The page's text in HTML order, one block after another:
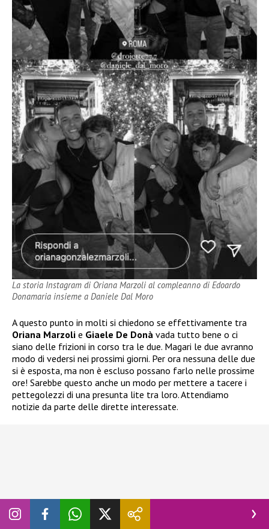
La storia Instagram di Oriana Marzoli al compleanno di Edoardo
Donamaria insieme a Daniele Dal Moro
A questo punto in molti si chiedono se effettivamente tra
Oriana Marzoli e Giaele De Donà vada tutto bene o ci
siano delle frizioni in corso tra le due. Magari le due avranno
modo di vedersi nei prossimi giorni. Per ora nessuna delle due
si è esposta, ma non è escluso possano farlo nelle prossime
ore! Sarebbe questo anche un modo per mettere a tacere i
pettegolezzi di una presunta lite tra loro. Attendiamo
notizie da parte delle dirette interessate.